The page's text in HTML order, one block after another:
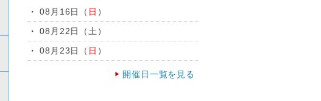
08月16日（ 日 ）
08月22日（ 土 ）
08月23日（ 日 ）
開催日一覧を見る